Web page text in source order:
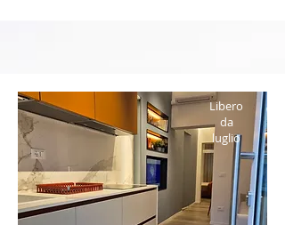
Libero
da
luglio